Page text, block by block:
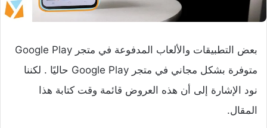
بعض التطبيقات والألعاب المدفوعة في متجر Google Play
متوفرة بشكل مجاني في متجر Google Play حاليًا . لكننا
نود الإشارة إلى أن هذه العروض قائمة وقت كتابة هذا
المقال.